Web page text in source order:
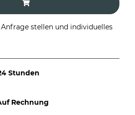
stellen und individuelles
Stunden
Rechnung